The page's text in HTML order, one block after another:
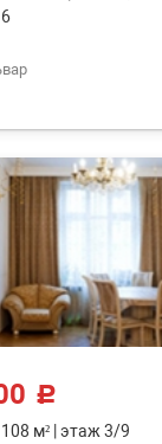
c
108 м² этаж 3/9